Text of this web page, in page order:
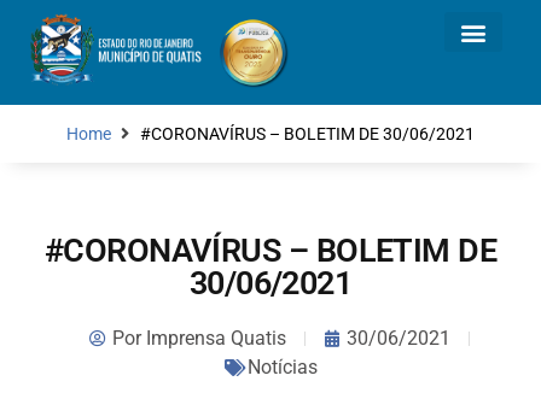
Home #CORONAVÍRUS – BOLETIM DE 30/06/2021
#CORONAVÍRUS – BOLETIM DE
30/06/2021
PorImprensa Quatis
30/06/2021
Notícias